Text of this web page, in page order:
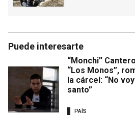
Puede interesarte
“Monchi”
“Los Monos”,
la cárcel: “No
santo”
PAÍS